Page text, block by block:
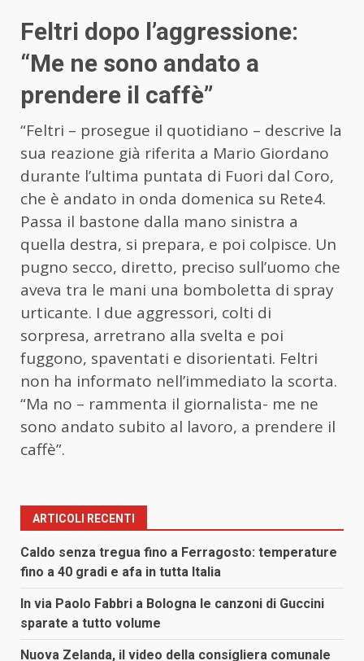
Feltri dopo l’aggressione:
“Me ne sono andato a
prendere il caffè”
“Feltri – prosegue il quotidiano – descrive la
sua reazione già riferita a Mario Giordano
durante l’ultima puntata di Fuori dal Coro,
che è andato in onda domenica su Rete4.
Passa il bastone dalla mano sinistra a
quella destra, si prepara, e poi colpisce. Un
pugno secco, diretto, preciso sull’uomo che
aveva tra le mani una bomboletta di spray
urticante. I due aggressori, colti di
sorpresa, arretrano alla svelta e poi
fuggono, spaventati e disorientati. Feltri
non ha informato nell’immediato la scorta.
“Ma no – rammenta il giornalista- me ne
sono andato subito al lavoro, a prendere il
caffè”.
ARTICOLI RECENTI
Caldo senza tregua fino a Ferragosto: temperature
fino a 40 gradi e afa in tutta Italia
In via Paolo Fabbri a Bologna le canzoni di Guccini
sparate a tutto volume
Nuova Zelanda, il video della consigliera comunale